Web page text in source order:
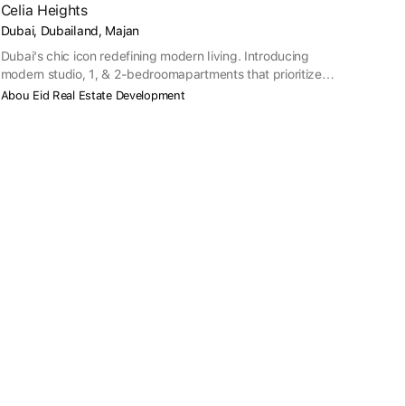
Celia Heights
Dubai, Dubailand, Majan
Dubai's chic icon redefining modern living. Introducing
modern studio, 1, & 2-bedroomapartments that prioritize
privacy and comfort. Feel the warmth of home, unwind at the
Abou Eid Real Estate Development